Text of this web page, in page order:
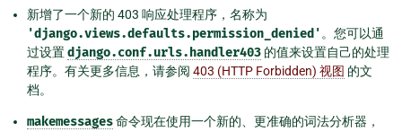
新增了一个新的 403 响应处理程序，名称为
'django.views.defaults.permission_denied'。您可以通
过设置django.conf.urls.handler403 的值来设置自己的处理
程序。有关更多信息，请参阅 403 (HTTP Forbidden) 视图 的文
档。
makemessages命令现在使用一个新的、更准确的词法分析器，